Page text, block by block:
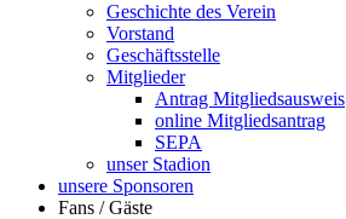
Geschichte des Verein
Vorstand
Geschäftsstelle
Mitglieder
Antrag Mitgliedsausweis
online Mitgliedsantrag
SEPA
unser Stadion
unsere Sponsoren
Fans / Gäste